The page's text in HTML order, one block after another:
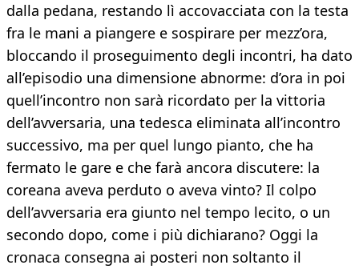
dalla pedana, restando lì accovacciata con la testa
fra le mani a piangere e sospirare per mezz’ora,
bloccando il proseguimento degli incontri, ha dato
all’episodio una dimensione abnorme: d’ora in poi
quell’incontro non sarà ricordato per la vittoria
dell’avversaria, una tedesca eliminata all’incontro
successivo, ma per quel lungo pianto, che ha
fermato le gare e che farà ancora discutere: la
coreana aveva perduto o aveva vinto? Il colpo
dell’avversaria era giunto nel tempo lecito, o un
secondo dopo, come i più dichiarano? Oggi la
cronaca consegna ai posteri non soltanto il